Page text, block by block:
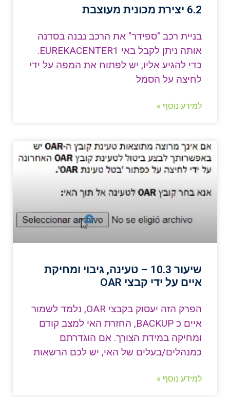
6.2 יצירת מכונית מעוצבת
בניית רכב "ספידר" את הרכב נבנה בסדנה
אותה ניתן לקבל באי EUREKACENTER1.
כדי להגיע אליו, יש לפתוח את המפה על ידי
לחיצה על הסמל
למידע נוסף »
שיעור 10.3 – טעינה, גיבוי ומחיקת
איים על ידי קבצי OAR
הפרק הזה יעסוק בקבצי OAR, נלמד לשמור
איים כ BACKUP, החזרת האי למצב קודם
ומחיקה במידת הצורך. אם הוגדרתם
כמנהלים/בעלים של האי, יש לכם הרשאות
למידע נוסף »